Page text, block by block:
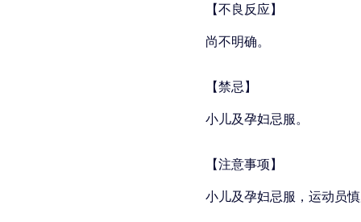
【不良反应】
尚不明确。
【禁忌】
小儿及孕妇忌服。
【注意事项】
小儿及孕妇忌服，运动员